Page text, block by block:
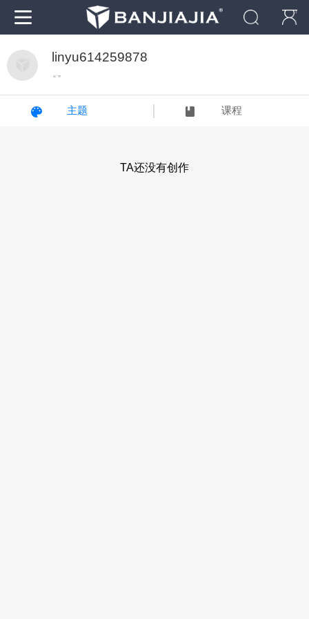
linyu614259878
“ ”
主题 课程
TA还没有创作